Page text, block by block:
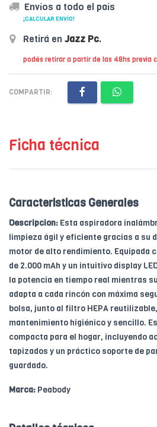
Envíos a todo el país
¡CALCULAR ENVÍO!
Retirá en Jazz Pc.
podés retirar a partir de las 48hs previa
COMPARTIR:
Ficha técnica
Caracteristicas Generales
Descripcion: Esta aspiradora
limpieza ágil y eficiente gracias a su
motor de alto rendimiento. Equipada
de 2.000 mAh y un intuitivo display
la potencia en tiempo real mientras
adapta a cada rincón con máxima
bolsa, junto al filtro HEPA
mantenimiento higiénico y sencillo.
compacta para el hogar, incluyendo
tapizados y un práctico soporte de
guardado.
Marca: Peabody